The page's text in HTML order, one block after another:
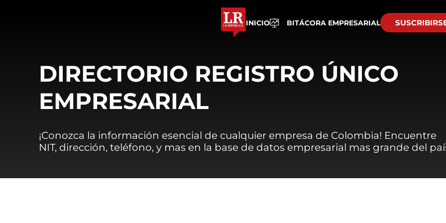
INICIO BITÁCORA EMPRESARIAL
DIRECTORIO REGISTRO ÚNICO
EMPRESARIAL
¡Conozca la información esencial de cualquier empresa de Colombia! Encuentre
NIT, dirección, teléfono, y mas en la base de datos empresarial mas grande del